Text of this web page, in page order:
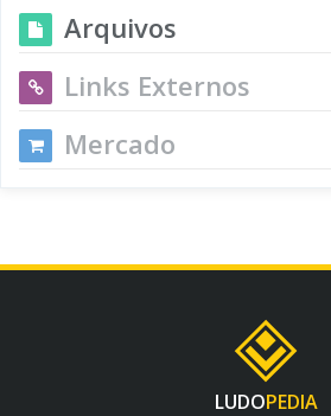
Arquivos
Links Externos
Mercado
LUDOPEDIA